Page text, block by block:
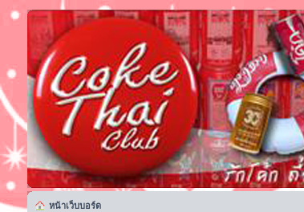
หน้าเว็บบอร์ด